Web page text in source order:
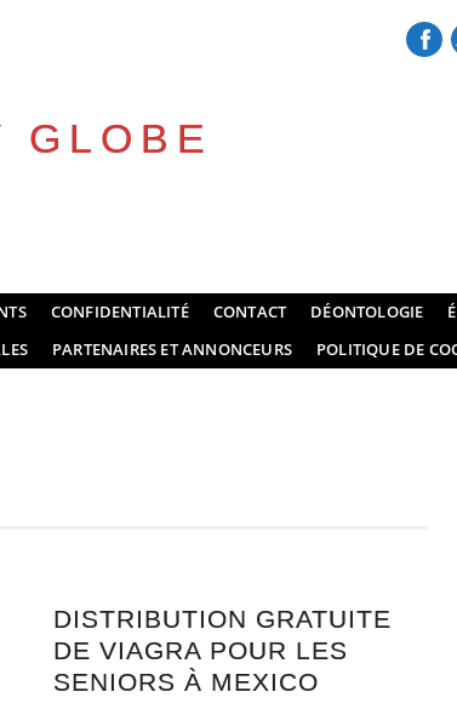
GLOBE
CONFIDENTIALITÉ CONTACT DÉONTOLOGIE
PARTENAIRES ET ANNONCEURS POLITIQUE DE
DISTRIBUTION GRATUITE
DE VIAGRA POUR LES
SENIORS À MEXICO